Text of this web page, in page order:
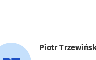
Piotr